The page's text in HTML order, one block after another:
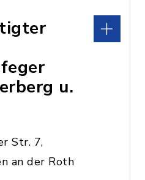
u.
Str. 7,
an der Roth